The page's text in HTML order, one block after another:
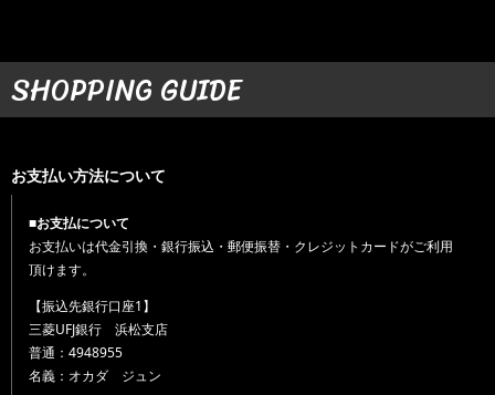
SHOPPING GUIDE
お支払い方法について
■お支払について
お支払いは代金引換・銀行振込・郵便振替・クレジットカードがご利用
頂けます。
【振込先銀行口座1】
三菱UFJ銀行 浜松支店
普通：4948955
名義：オカダ ジュン